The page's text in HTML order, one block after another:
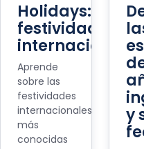
Holidays:
festividades
internacionales
Aprende
sobre las
festividades
internacionales
más
conocidas
y